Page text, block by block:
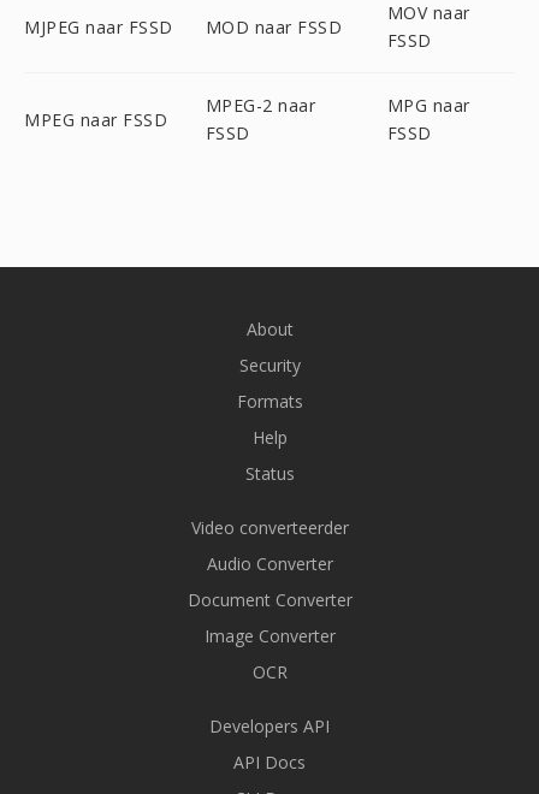
MJPEG naar FSSD MOD naar FSSD
MOV naar
FSSD
MPEG naar FSSD
MPEG-2 naar
FSSD
MPG naar
FSSD
About
Security
Formats
Help
Status
Video converteerder
Audio Converter
Document Converter
Image Converter
OCR
Developers API
API Docs